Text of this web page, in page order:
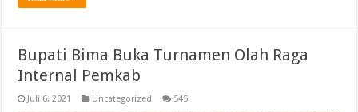
Bupati Bima Buka Turnamen Olah Raga
Internal Pemkab
Juli 6, 2021 Uncategorized 545